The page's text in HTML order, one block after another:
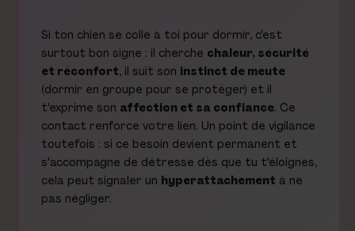
Si ton chien se colle à toi pour dormir, c'est
surtout bon signe : il cherche chaleur, sécurité
et réconfort, il suit son instinct de meute
(dormir en groupe pour se protéger) et il
t'exprime son affection et sa confiance. Ce
contact renforce votre lien. Un point de vigilance
toutefois : si ce besoin devient permanent et
s'accompagne de détresse dès que tu t'éloignes,
cela peut signaler un hyperattachement à ne
pas négliger.